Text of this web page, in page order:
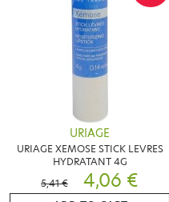
URIAGE
URIAGE XEMOSE STICK LEVRES
HYDRATANT 4G
5,41 €
4,06 €